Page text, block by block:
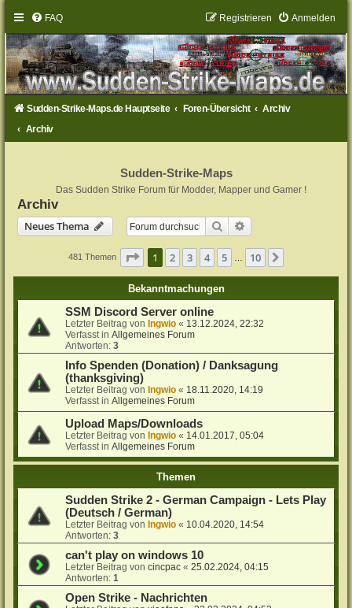
FAQ Anmelden
Registrieren
Sudden-Strike-Maps.de Hauptseite Foren-Übersicht
Archiv
Archiv
Sudden-Strike-Maps
Das Sudden Strike Forum für Modder, Mapper und Gamer !
Archiv
Neues Thema
Suche
481 Themen Seite 1von 10
1 2 3 4 5 10
Bekanntmachungen
SSM Discord Server online
Letzter Beitrag von Ingwio « 13.12.2024, 22:32
Verfasst inAllgemeines Forum
Antworten:3
Info Spenden (Donation) / Danksagung
(thanksgiving)
Letzter Beitrag von Ingwio « 18.11.2020, 14:19
Verfasst inAllgemeines Forum
Upload Maps/Downloads
Letzter Beitrag von Ingwio « 14.01.2017, 05:04
Verfasst inAllgemeines Forum
Themen
Sudden Strike 2 - German Campaign - Lets Play
(Deutsch / German)
Letzter Beitrag von Ingwio « 10.04.2020, 14:54
Antworten:3
can't play on windows 10
Letzter Beitrag voncincpac «25.02.2024, 04:15
Antworten:1
Open Strike - Nachrichten